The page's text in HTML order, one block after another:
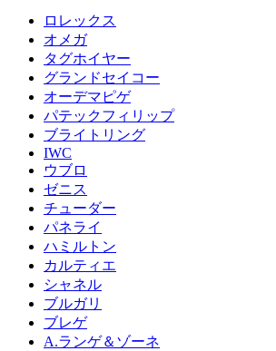
ロレックス
オメガ
タグホイヤー
グランドセイコー
オーデマピゲ
パテックフィリップ
ブライトリング
IWC
ウブロ
ゼニス
チューダー
パネライ
ハミルトン
カルティエ
シャネル
ブルガリ
ブレゲ
A.ランゲ＆ゾーネ